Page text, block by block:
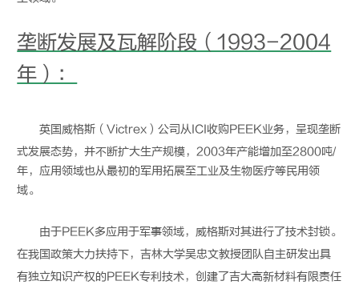
垄断发展及瓦解阶段（1993-2004
年）：
英国威格斯（Victrex）公司从ICI收购PEEK业务，呈现垄断
式发展态势，并不断扩大生产规模，2003年产能增加至2800吨/
年，应用领域也从最初的军用拓展至工业及生物医疗等民用领
域。
由于PEEK多应用于军事领域，威格斯对其进行了技术封锁。
在我国政策大力扶持下，吉林大学吴忠文教授团队自主研发出具
有独立知识产权的PEEK专利技术，创建了吉大高新材料有限责任